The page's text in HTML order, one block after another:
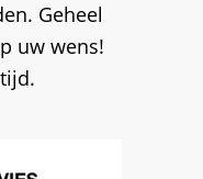
Geheel
uw wens!